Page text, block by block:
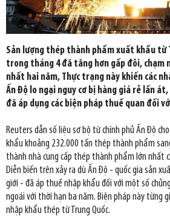
Sản lượng thép thành phẩm xuất khẩu từ
trong tháng 4 đã tăng hơn gấp đôi, chạm
nhất hai năm, Thực trạng này khiến các
Ấn Độ lo ngại nguy cơ bị hàng giá rẻ lấn
đã áp dụng các biện pháp thuế quan đối
Reuters dẫn số liệu sơ bộ từ chính phủ Ấn Độ
khẩu khoảng 232.000 tấn thép thành phẩm
thành nhà cung cấp thép thành phẩm lớn nhất
Diễn biến trên xảy ra dù Ấn Độ - quốc gia sản
giới - đã áp thuế nhập khẩu đối với một số
ngoái với thời hạn ba năm. Biện pháp này từng
nhập khẩu thép từ Trung Quốc.